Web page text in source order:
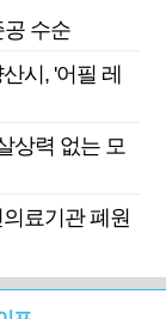
공 수순
시, '어필 레
상력 없는 모
료기관 폐원